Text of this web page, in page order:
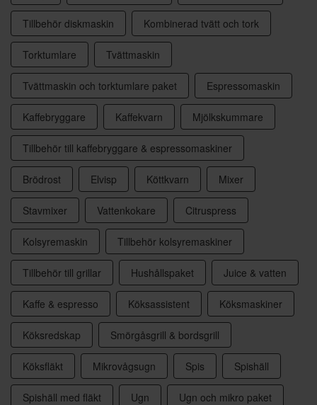
Tillbehör diskmaskin Kombinerad tvätt och tork
Torktumlare Tvättmaskin
Tvättmaskin och torktumlare paket Espressomaskin
Kaffebryggare Kaffekvarn Mjölkskummare
Tillbehör till kaffebryggare & espressomaskiner
Brödrost Elvisp Köttkvarn Mixer
Stavmixer Vattenkokare Citruspress
Kolsyremaskin Tillbehör kolsyremaskiner
Tillbehör till grillar Hushållspaket Juice & vatten
Kaffe & espresso Köksassistent Köksmaskiner
Köksredskap Smörgåsgrill & bordsgrill
Köksfläkt Mikrovågsugn Spis Spishäll
Spishäll med fläkt Ugn Ugn och mikro paket